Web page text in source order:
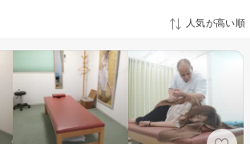
人気が高い順